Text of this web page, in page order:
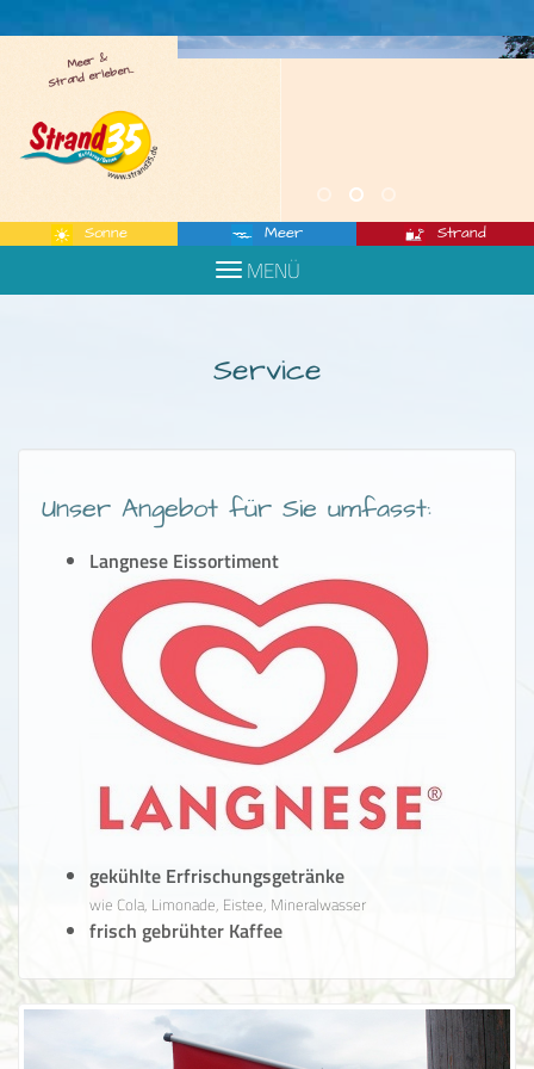
Meer &
Strand erleben...
Sonne Meer Strand
Toggle
navigation
MENÜ
Service
Unser Angebot für Sie umfasst:
Langnese Eissortiment
gekühlte Erfrischungsgetränke
wie Cola, Limonade, Eistee, Mineralwasser
frisch gebrühter Kaffee